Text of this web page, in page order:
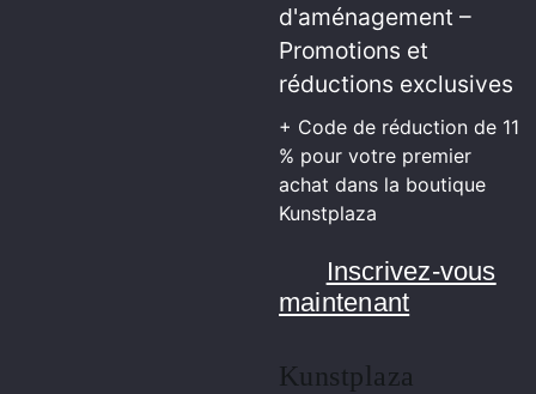
d'aménagement –
Promotions et
réductions exclusives
+ Code de réduction de 11
% pour votre premier
achat dans la boutique
Kunstplaza
Inscrivez-vous
maintenant
Kunstplaza